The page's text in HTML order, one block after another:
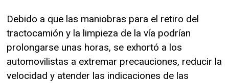
Debido a que las maniobras para el retiro del
tractocamión y la limpieza de la vía podrían
prolongarse unas horas, se exhortó a los
automovilistas a extremar precauciones, reducir la
velocidad y atender las indicaciones de las